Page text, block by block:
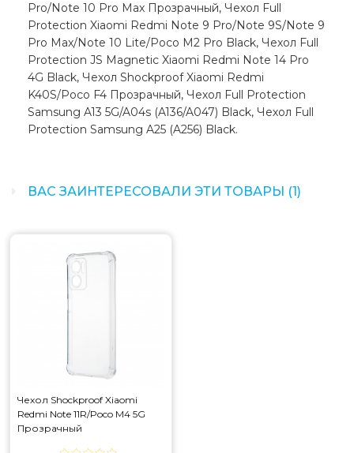
Pro/Note 10 Pro Max Прозрачный, Чехол Full
Protection Xiaomi Redmi Note 9 Pro/Note 9S/Note 9
Pro Max/Note 10 Lite/Poco M2 Pro Black, Чехол Full
Protection JS Magnetic Xiaomi Redmi Note 14 Pro
4G Black, Чехол Shockproof Xiaomi Redmi
K40S/Poco F4 Прозрачный, Чехол Full Protection
Samsung A13 5G/A04s (A136/A047) Black, Чехол Full
Protection Samsung A25 (A256) Black.
ВАС ЗАИНТЕРЕСОВАЛИ ЭТИ ТОВАРЫ (1)
Чехол Shockproof Xiaomi
Redmi Note 11R/Poco M4 5G
Прозрачный